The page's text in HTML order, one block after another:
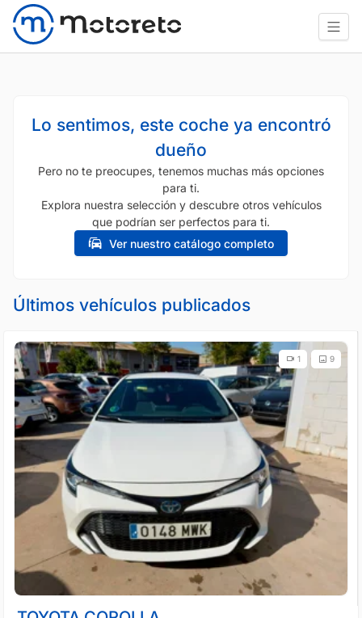
Lo sentimos, este coche ya encontró
dueño
Pero no te preocupes, tenemos muchas más opciones
para ti.
Explora nuestra selección y descubre otros vehículos
que podrían ser perfectos para ti.
Ver nuestro catálogo completo
Últimos vehículos publicados
9
1